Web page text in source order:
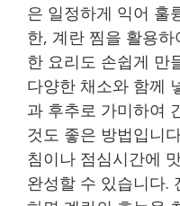
은 일정하게 익어 훌
한, 계란 찜을 활용
한 요리도 손쉽게 만
다양한 채소와 함께
과 후추로 가미하여
것도 좋은 방법입니
침이나 점심시간에
완성할 수 있습니다.